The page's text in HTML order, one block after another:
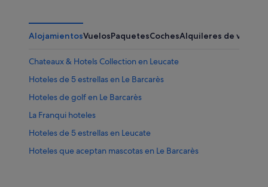
AlojamientosVuelosPaquetesCochesAlquileres de
Chateaux & Hotels Collection en Leucate
Hoteles de 5 estrellas en Le Barcarès
Hoteles de golf en Le Barcarès
La Franqui hoteles
Hoteles de 5 estrellas en Leucate
Hoteles que aceptan mascotas en Le Barcarès